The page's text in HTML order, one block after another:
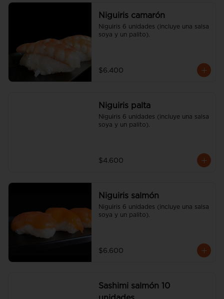
Niguiris camarón
Niguiris 6 unidades (incluye una salsa
soya y un palito).
$6.400
Niguiris palta
Niguiris 6 unidades (incluye una salsa
soya y un palito).
$4.600
Niguiris salmón
Niguiris 6 unidades (incluye una salsa
soya y un palito).
$6.600
Sashimi salmón 10